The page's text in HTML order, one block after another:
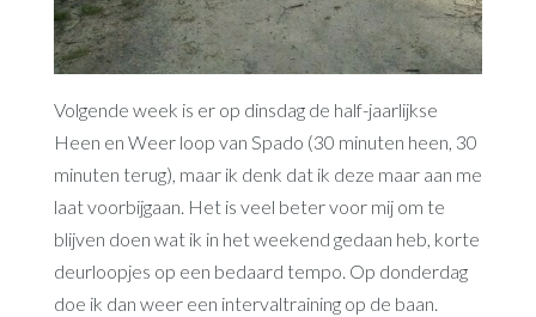
Volgende week is er op dinsdag de half-jaarlijkse
Heen en Weer loop van Spado (30 minuten heen, 30
minuten terug), maar ik denk dat ik deze maar aan me
laat voorbijgaan. Het is veel beter voor mij om te
blijven doen wat ik in het weekend gedaan heb, korte
deurloopjes op een bedaard tempo. Op donderdag
doe ik dan weer een intervaltraining op de baan.